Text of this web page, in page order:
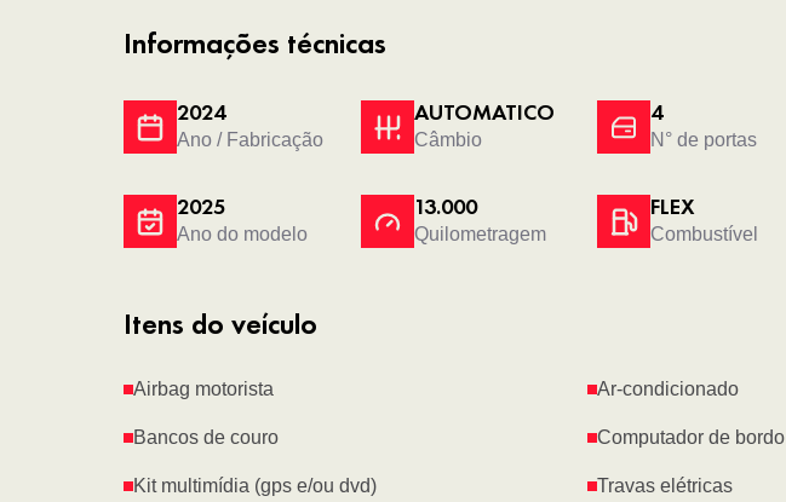
Informações técnicas
2024
Ano / Fabricação
AUTOMATICO
Câmbio
4
N° de portas
2025
Ano do modelo
13.000
Quilometragem
FLEX
Combustível
Itens do veículo
Airbag motorista Ar-condicionado
Bancos de couro Computador de bordo
Kit multimídia (gps e/ou dvd) Travas elétricas